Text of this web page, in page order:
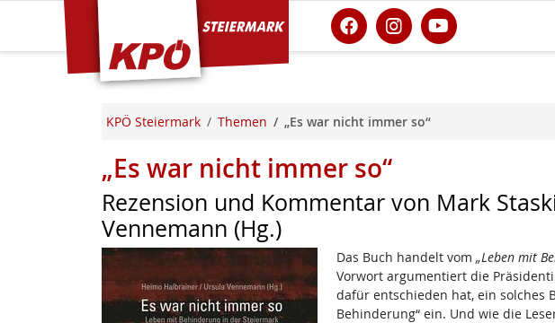
KPÖ Steiermark
KPÖ Steiermark Themen „Es war nicht immer so“
„Es war nicht immer so“
Rezension und Kommentar von Mark
Vennemann (Hg.)
Das Buch handelt vom „Leben mit
Vorwort argumentiert die
dafür entschieden hat, ein solches
Behinderung“ ein. Und wie die